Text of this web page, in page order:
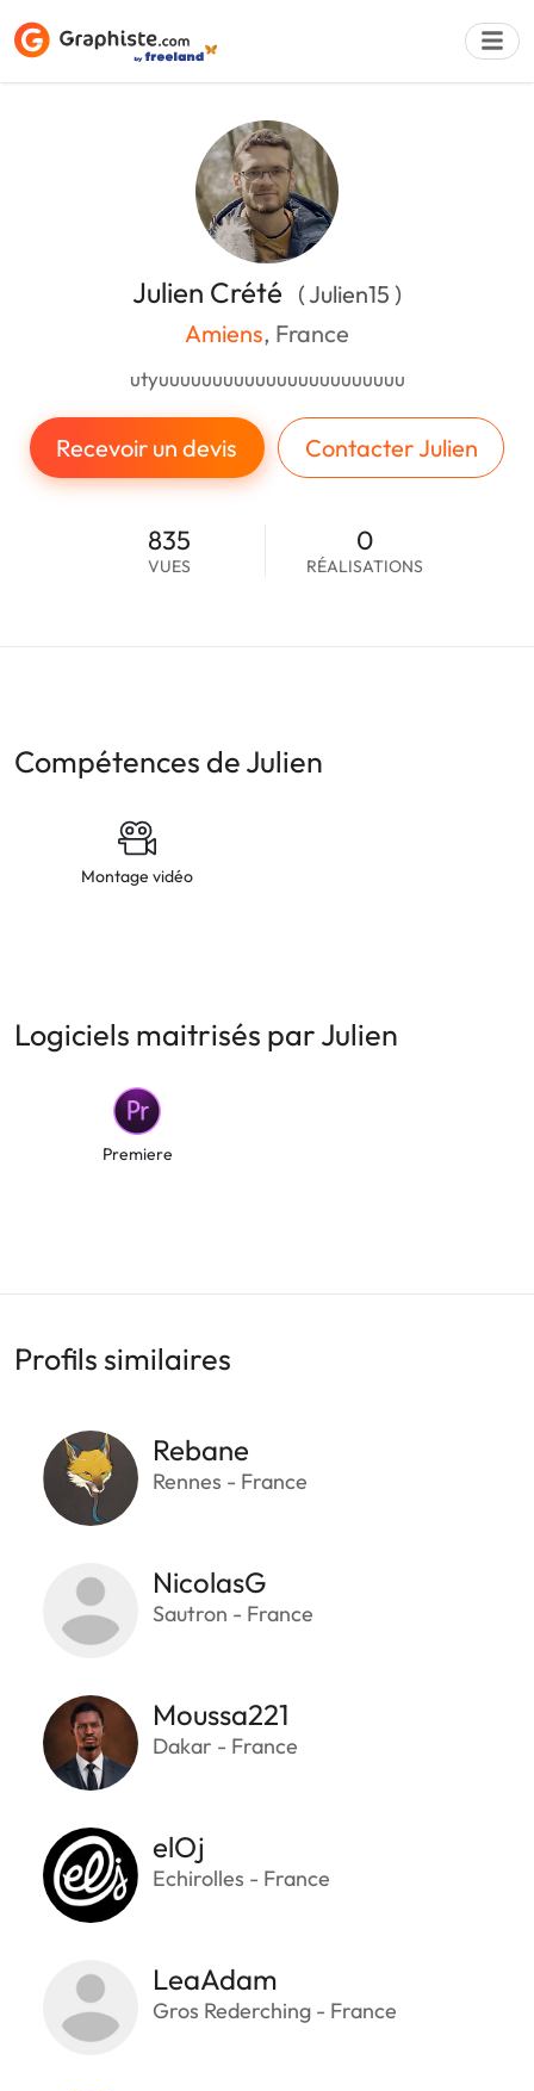
Julien Crété ( Julien15 )
Amiens, France
utyuuuuuuuuuuuuuuuuuuuuuuu
Recevoir un devis Contacter Julien
835
VUES
0
RÉALISATIONS
Compétences de Julien
Montage vidéo
Logiciels maitrisés par Julien
Premiere
Profils similaires
Rebane
Rennes - France
NicolasG
Sautron - France
Moussa221
Dakar - France
elOj
Echirolles - France
LeaAdam
Gros Rederching - France